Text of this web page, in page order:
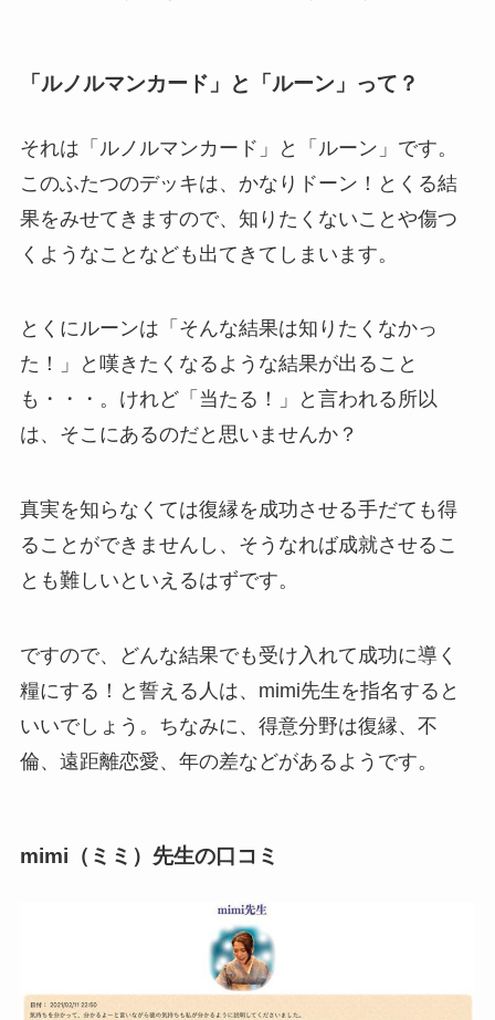
「ルノルマンカード」と「ルーン」って？
それは「ルノルマンカード」と「ルーン」です。
このふたつのデッキは、かなりドーン！とくる結
果をみせてきますので、知りたくないことや傷つ
くようなことなども出てきてしまいます。
とくにルーンは「そんな結果は知りたくなかっ
た！」と嘆きたくなるような結果が出ること
も・・・。けれど「当たる！」と言われる所以
は、そこにあるのだと思いませんか？
真実を知らなくては復縁を成功させる手だても得
ることができませんし、そうなれば成就させるこ
とも難しいといえるはずです。
ですので、どんな結果でも受け入れて成功に導く
糧にする！と誓える人は、mimi先生を指名すると
いいでしょう。ちなみに、得意分野は復縁、不
倫、遠距離恋愛、年の差などがあるようです。
mimi（ミミ）先生の口コミ